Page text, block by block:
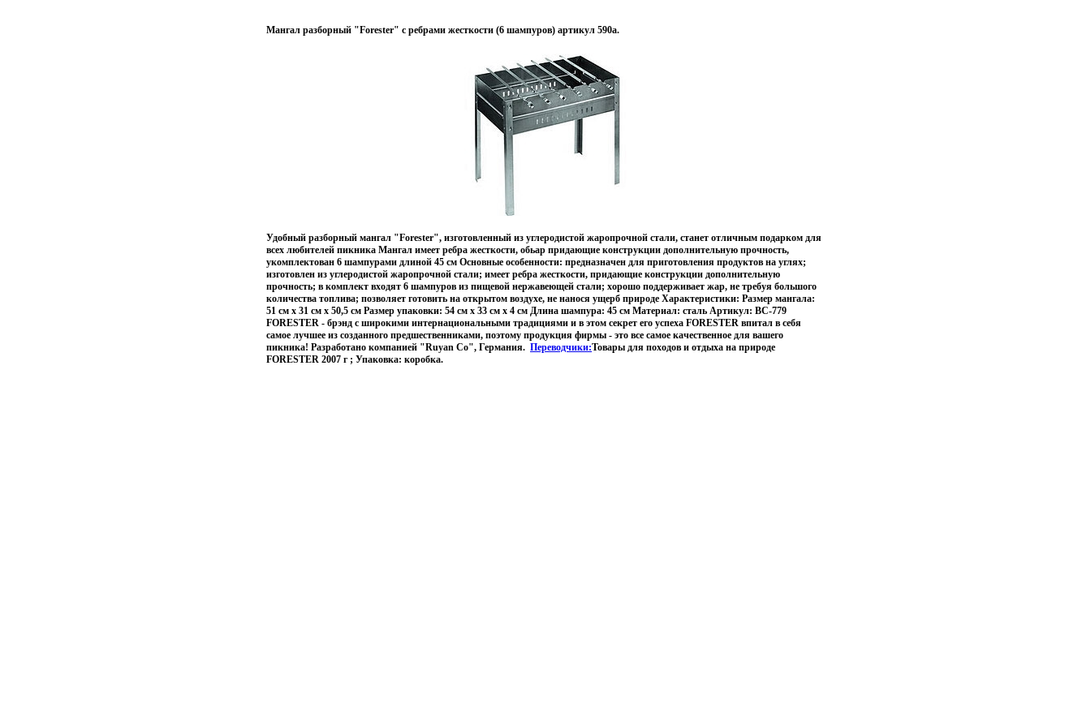
Мангал разборный "Forester" с ребрами жесткости (6 шампуров) артикул 590a.
Удобный разборный мангал "Forester", изготовленный из углеродистой жаропрочной стали, станет отличным подарком для
всех любителей пикника Мангал имеет ребра жесткости, обьар придающие конструкции дополнительную прочность,
укомплектован 6 шампурами длиной 45 см Основные особенности: предназначен для приготовления продуктов на углях;
изготовлен из углеродистой жаропрочной стали; имеет ребра жесткости, придающие конструкции дополнительную
прочность; в комплект входят 6 шампуров из пищевой нержавеющей стали; хорошо поддерживает жар, не требуя большого
количества топлива; позволяет готовить на открытом воздухе, не нанося ущерб природе Характеристики: Размер мангала:
51 см х 31 см х 50,5 см Размер упаковки: 54 см х 33 см х 4 см Длина шампура: 45 см Материал: сталь Артикул: ВС-779
FORESTER - брэнд с широкими интернациональными традициями и в этом секрет его успеха FORESTER впитал в себя
самое лучшее из созданного предшественниками, поэтому продукция фирмы - это все самое качественное для вашего
пикника! Разработано компанией "Ruyan Co", Германия. Переводчики:Товары для походов и отдыха на природе
FORESTER 2007 г ; Упаковка: коробка.